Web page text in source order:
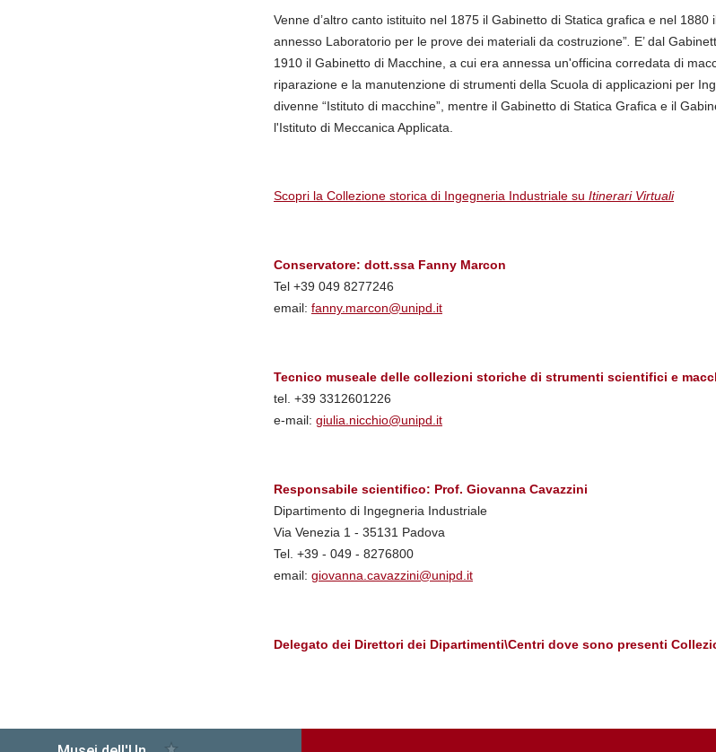
Venne d’altro canto istituito nel 1875 il Gabinetto di Statica grafica e nel 1880
annesso Laboratorio per le prove dei materiali da costruzione” E’ dal
1910 il Gabinetto di Macchine, a cui era annessa un'officina corredata di
riparazione e la manutenzione di strumenti della Scuola di applicazioni per
divenne “Istituto di macchine”, mentre il Gabinetto di Statica Grafica e il
l'Istituto di Meccanica Applicata.
Scopri la Collezione storica di Ingegneria Industriale su Itinerari Virtuali
Conservatore: dott.ssa Fanny Marcon
Tel +39 049 8277246
email: fanny.marcon@unipd.it
Tecnico museale delle collezioni storiche di strumenti scientifici e
tel. +39 3312601226
e-mail: giulia.nicchio@unipd.it
Responsabile scientifico: Prof. Giovanna Cavazzini
Dipartimento di Ingegneria Industriale
Via Venezia 1 - 35131 Padova
Tel. +39 - 049 - 8276800
email: giovanna.cavazzini@unipd.it
Delegato dei Direttori dei Dipartimenti\Centri dove sono presenti